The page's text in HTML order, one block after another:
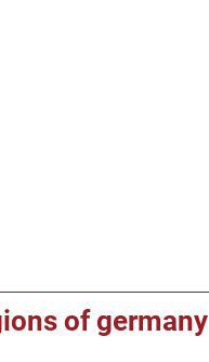
of germany